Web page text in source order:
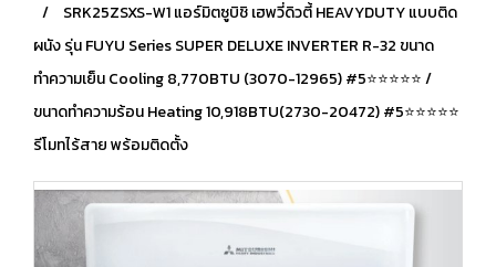
SRK25ZSXS-W1 แอร์มิตซูบิชิ เฮพวี่ดิวตี้ HEAVYDUTY แบบติด
ผนัง รุ่น FUYU Series SUPER DELUXE INVERTER R-32 ขนาด
ทำความเย็น Cooling 8,770BTU (3070-12965) #5⭐⭐⭐⭐⭐ /
ขนาดทำความร้อน Heating 10,918BTU(2730-20472) #5⭐⭐⭐⭐⭐
รีโมทไร้สาย พร้อมติดตั้ง